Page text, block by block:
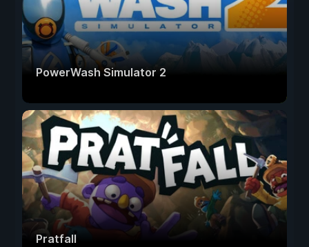
PowerWash Simulator 2
Pratfall